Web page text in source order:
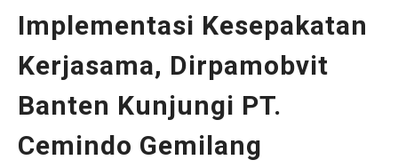
Implementasi Kesepakatan
Kerjasama, Dirpamobvit
Banten Kunjungi PT.
Cemindo Gemilang